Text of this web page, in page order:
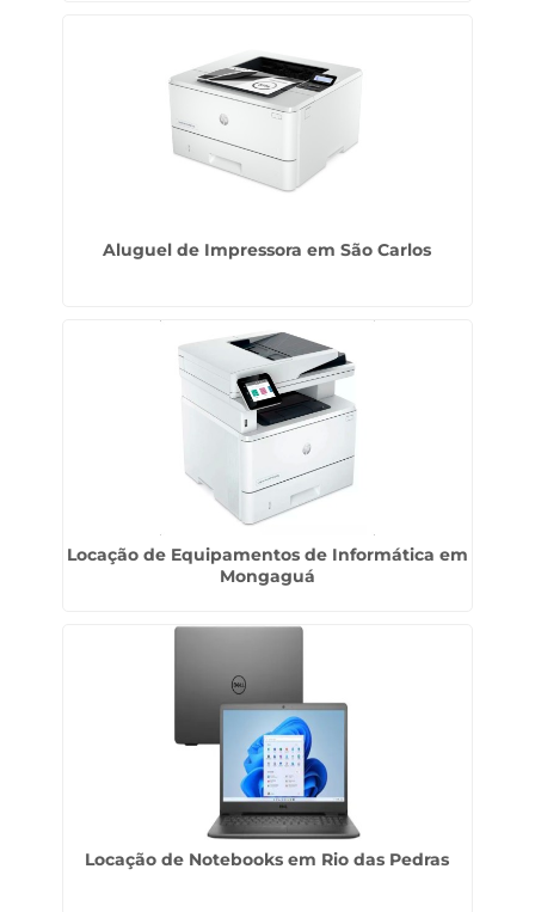
Aluguel de Impressora em São Carlos
Locação de Equipamentos de Informática em
Mongaguá
Locação de Notebooks em Rio das Pedras